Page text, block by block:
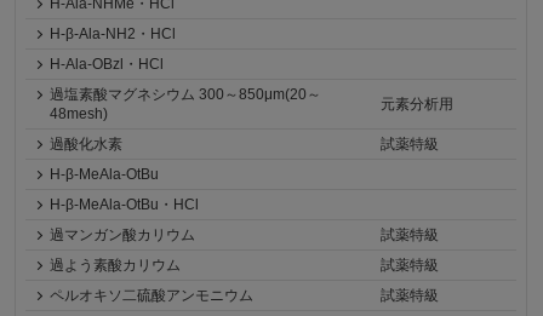
H-Ala-NHMe・HCl
H-β-Ala-NH2・HCl
H-Ala-OBzl・HCl
過塩素酸マグネシウム 300～850μm(20～
48mesh)
元素分析用
過酸化水素
試薬特級
H-β-MeAla-OtBu
H-β-MeAla-OtBu・HCl
過マンガン酸カリウム
試薬特級
過よう素酸カリウム
試薬特級
ペルオキソ二硫酸アンモニウム
試薬特級